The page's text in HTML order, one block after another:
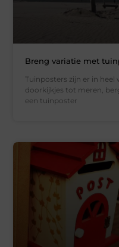
Breng variatie met
Tuinposters zijn er in
doorkijkjes tot meren,
een tuinposter